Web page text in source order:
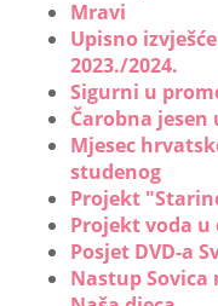
Mravi
Upisno
2023./2024.
Sigurni u
Čarobna jesen
Mjesec
studenog
Projekt
Projekt voda u
Posjet DVD-a
Nastup